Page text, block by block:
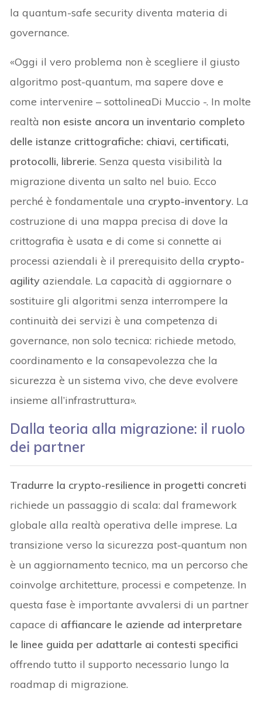
la quantum-safe security diventa materia di
governance.
«Oggi il vero problema non è scegliere il giusto
algoritmo post-quantum, ma sapere dove e
come intervenire – sottolineaDi Muccio -. In molte
realtà non esiste ancora un inventario completo
delle istanze crittografiche: chiavi, certificati,
protocolli, librerie. Senza questa visibilità la
migrazione diventa un salto nel buio. Ecco
perché è fondamentale una crypto-inventory. La
costruzione di una mappa precisa di dove la
crittografia è usata e di come si connette ai
processi aziendali è il prerequisito della crypto-
agilityaziendale. La capacità di aggiornare o
sostituire gli algoritmi senza interrompere la
continuità dei servizi è una competenza di
governance, non solo tecnica: richiede metodo,
coordinamento e la consapevolezza che la
sicurezza è un sistema vivo, che deve evolvere
insieme all’infrastruttura».
Dalla teoria alla migrazione: il ruolo
dei partner
Tradurre la crypto-resilience in progetti concreti
richiede un passaggio di scala: dal framework
globale alla realtà operativa delle imprese. La
transizione verso la sicurezza post-quantum non
è un aggiornamento tecnico, ma un percorso che
coinvolge architetture, processi e competenze. In
questa fase è importante avvalersi di un partner
capace di affiancare le aziende ad interpretare
le linee guida per adattarle ai contesti specifici
offrendo tutto il supporto necessario lungo la
roadmap di migrazione.